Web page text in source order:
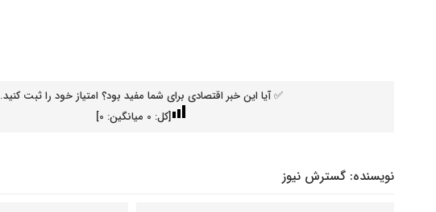
✅ آیا این خبر اقتصادی برای شما مفید بود؟ امتیاز خود را ثبت کنید.
[کل: 0 میانگین: 0
]
نویسنده: گسترش نیوز